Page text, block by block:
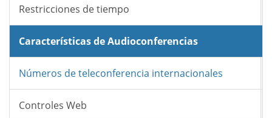
Restricciones de tiempo
Características de Audioconferencias
Números de teleconferencia internacionales
Controles Web